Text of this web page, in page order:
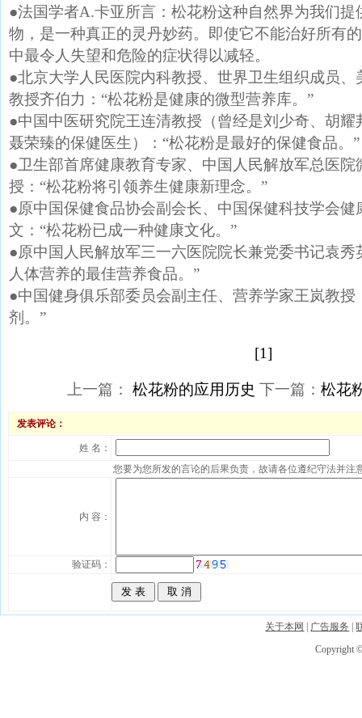
●法国学者A.卡亚所言：松花粉这种自然界为我们提
物，是一种真正的灵丹妙药。即使它不能治好所有
中最令人失望和危险的症状得以减轻。
●北京大学人民医院内科教授、世界卫生组织成员
教授齐伯力：“松花粉是健康的微型营养库。”
●中国中医研究院王连清教授（曾经是刘少奇、胡
聂荣臻的保健医生）：“松花粉是最好的保健食品。”
●卫生部首席健康教育专家、中国人民解放军总医
授：“松花粉将引领养生健康新理念。”
●原中国保健食品协会副会长、中国保健科技学会健
文：“松花粉已成一种健康文化。”
●原中国人民解放军三一六医院院长兼党委书记袁秀
人体营养的最佳营养食品。”
●中国健身俱乐部委员会副主任、营养学家王岚教授
剂。”
[1]
上一篇：松花粉的应用历史 下一篇：松花
发表评论：
姓 名：
您要为您所发的言论的后果负责，故请各位遵纪守法并注
内 容：
验证码：
关于本网 广告服务 |
Copyright